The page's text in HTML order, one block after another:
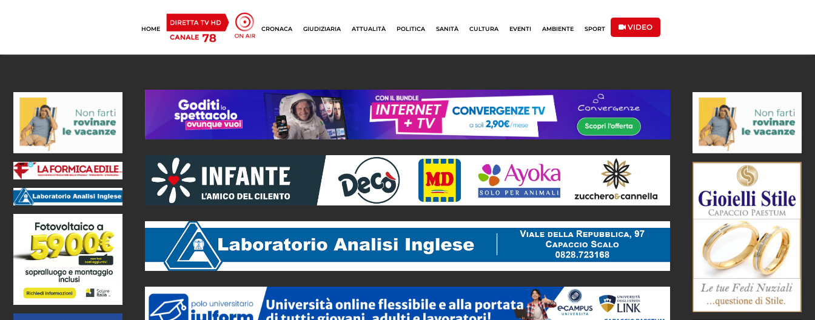
HOME CRONACA GIUDIZIARIA ATTUALITÀ POLITICA SANITÀ CULTURA EVENTI AMBIENTE SPORT VIDEO